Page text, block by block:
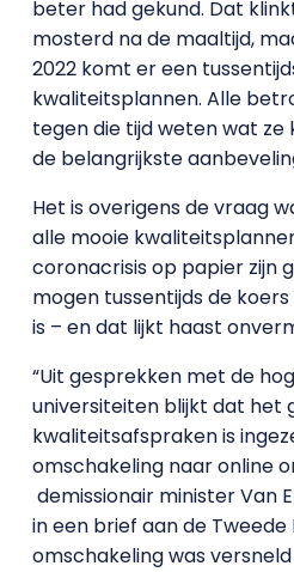
beter had gekund. Dat
mosterd na de maaltijd,
2022 komt er een
kwaliteitsplannen. Alle
tegen die tijd weten wat ze
de belangrijkste
Het is overigens de vraag
alle mooie
coronacrisis op papier zijn
mogen tussentijds de
is – en dat lijkt haast
“Uit gesprekken met de
universiteiten blijkt dat het
kwaliteitsafspraken is
omschakeling naar online
demissionair minister Van
in een brief aan de Tweede
omschakeling was